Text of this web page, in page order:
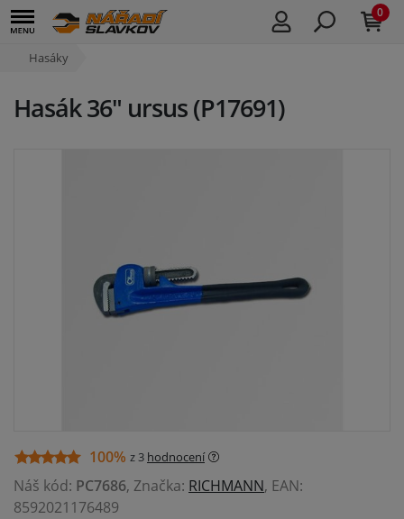
0
Hasáky
Hasák 36" ursus (P17691)
100% z 3 hodnocení
Náš kód: PC7686, Značka: RICHMANN, EAN:
8592021176489